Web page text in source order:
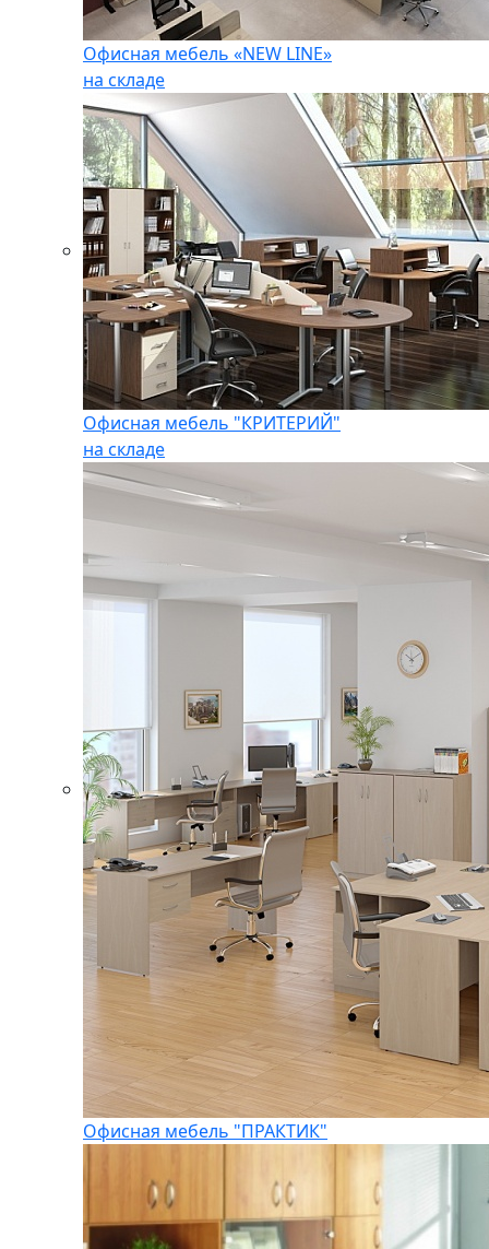
Офисная мебель «NEW LINE»
на складе
Офисная мебель "КРИТЕРИЙ"
на складе
Офисная мебель "ПРАКТИК"